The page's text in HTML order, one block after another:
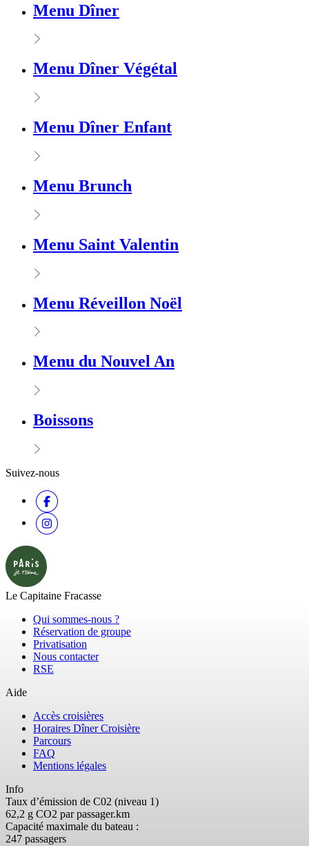
Menu Dîner
Menu Dîner Végétal
Menu Dîner Enfant
Menu Brunch
Menu Saint Valentin
Menu Réveillon Noël
Menu du Nouvel An
Boissons
Suivez-nous
Le Capitaine Fracasse
Qui sommes-nous ?
Réservation de groupe
Privatisation
Nous contacter
RSE
Aide
Accès croisières
Horaires Dîner Croisière
Parcours
FAQ
Mentions légales
Info
Taux d’émission de C02 (niveau 1)
62,2 g CO2 par passager.km
Capacité maximale du bateau :
247 passagers